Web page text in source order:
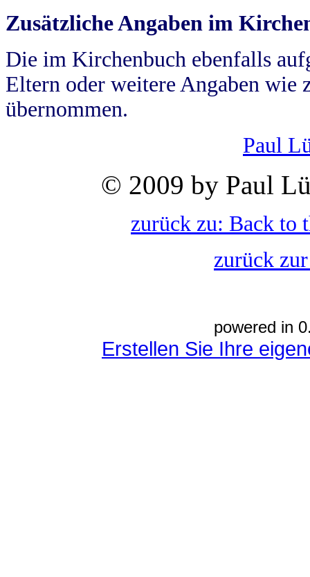
Zusätzliche Angaben im
Die im Kirchenbuch ebenfalls
Eltern oder weitere Angaben wie
übernommen.
Paul
© 2009 by Paul
zurück zu: Back to
zurück
powered in
Erstellen Sie Ihre